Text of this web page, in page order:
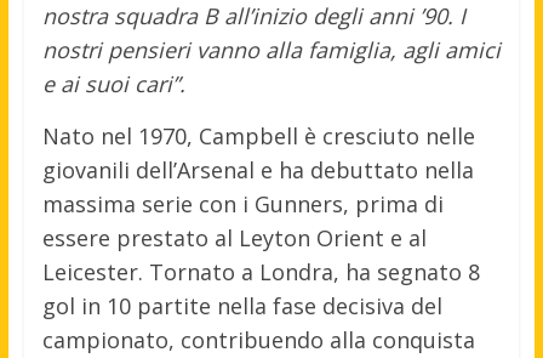
nostra squadra B all’inizio degli anni ’90. I
nostri pensieri vanno alla famiglia, agli amici
e ai suoi cari”.
Nato nel 1970, Campbell è cresciuto nelle
giovanili dell’Arsenal e ha debuttato nella
massima serie con i Gunners, prima di
essere prestato al Leyton Orient e al
Leicester. Tornato a Londra, ha segnato 8
gol in 10 partite nella fase decisiva del
campionato, contribuendo alla conquista